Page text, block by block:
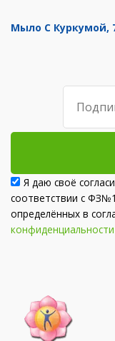
Мыло С Куркумой,
Я даю своё
соответствии с
определённых в